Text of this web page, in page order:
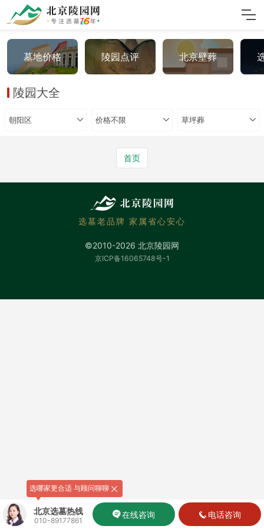
墓地价格 陵园点评 北京壁葬
陵园大全
朝阳区 价格不限 草坪葬
首页
北京选墓热线
010-89177861
在线咨询 电话咨询
选哪家更合适 与顾问聊聊
选墓老品牌 家属省心安心
©2010-2026 北京陵园网
京ICP备16065748号-1